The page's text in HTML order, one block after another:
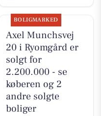
BOLIGMARKED
Axel Munchsvej
20 i Ryomgård er
solgt for
2.200.000 - se
køberen og 2
andre solgte
boliger